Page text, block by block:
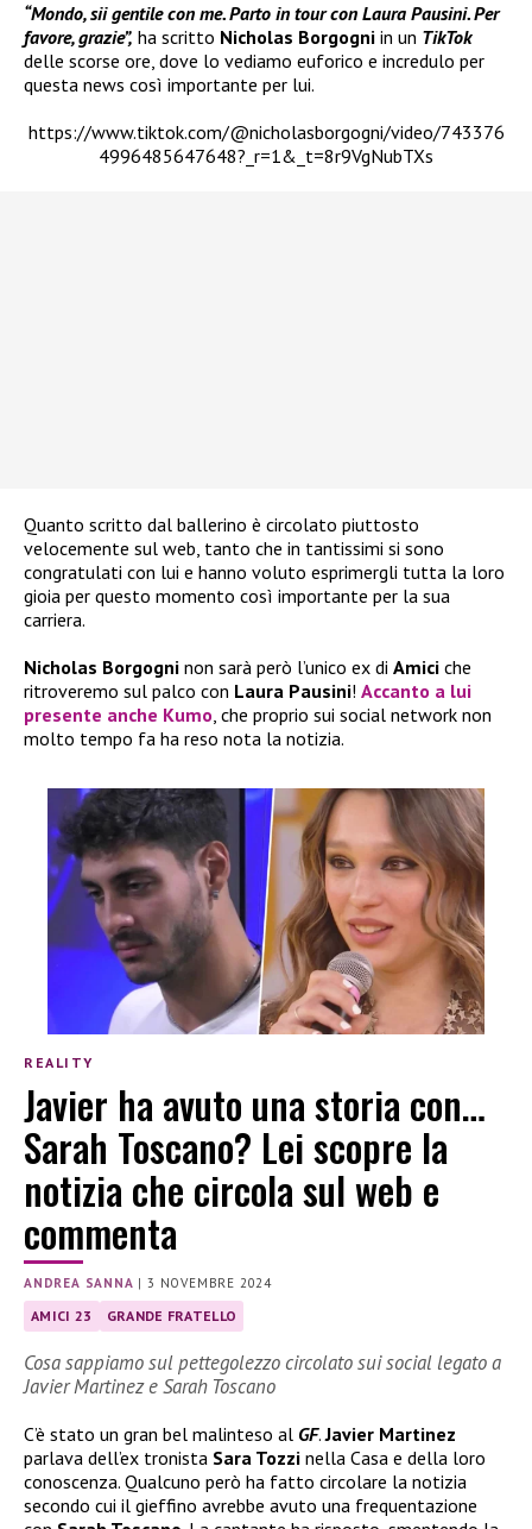
“Mondo, sii gentile con me. Parto in tour con Laura Pausini. Per
favore, grazie”, ha scritto Nicholas Borgogni in un TikTok
delle scorse ore, dove lo vediamo euforico e incredulo per
questa news così importante per lui.
https://www.tiktok.com/@nicholasborgogni/video/743376
4996485647648?_r=1&_t=8r9VgNubTXs
Quanto scritto dal ballerino è circolato piuttosto
velocemente sul web, tanto che in tantissimi si sono
congratulati con lui e hanno voluto esprimergli tutta la loro
gioia per questo momento così importante per la sua
carriera.
Nicholas Borgogni non sarà però l’unico ex di Amici che
ritroveremo sul palco con Laura Pausini! Accanto a lui
presente anche Kumo, che proprio sui social network non
molto tempo fa ha reso nota la notizia.
REALITY
Javier ha avuto una storia con…
Sarah Toscano? Lei scopre la
notizia che circola sul web e
commenta
ANDREA SANNA |3 NOVEMBRE 2024
AMICI 23 GRANDE FRATELLO
Cosa sappiamo sul pettegolezzo circolato sui social legato a
Javier Martinez e Sarah Toscano
C’è stato un gran bel malinteso al GF.Javier Martinez
parlava dell’ex tronista Sara Tozzi nella Casa e della loro
conoscenza. Qualcuno però ha fatto circolare la notizia
secondo cui il gieffino avrebbe avuto una frequentazione